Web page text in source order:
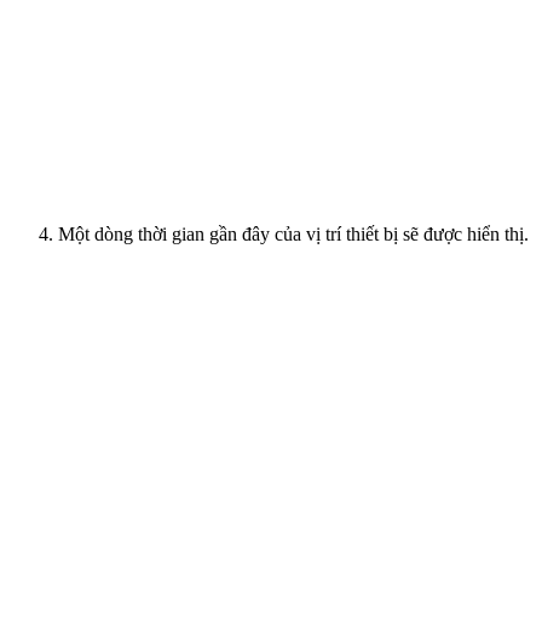
Một dòng thời gian gần đây của vị trí thiết bị sẽ được hiển thị.